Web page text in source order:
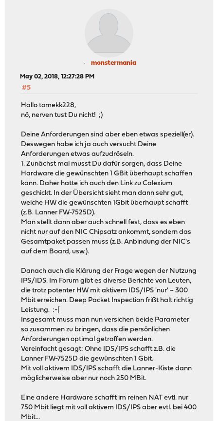
monstermania
May 02, 2018, 12:27:28 PM
#5
Hallo tomekk228,
nö, nerven tust Du nicht! ;)
Deine Anforderungen sind aber eben etwas speziell(er).
Deswegen habe ich ja auch versucht Deine
Anforderungen etwas aufzudröseln.
1. Zunächst mal musst Du dafür sorgen, dass Deine
Hardware die gewünschten 1 GBit überhaupt schaffen
kann. Daher hatte ich auch den Link zu Calexium
geschickt. In der Übersicht sieht man dann sehr gut,
welche HW die gewünschten 1Gbit überhaupt schafft
(z.B. Lanner FW-7525D).
Man stellt dann aber auch schnell fest, dass es eben
nicht nur auf den NIC Chipsatz ankommt, sondern das
Gesamtpaket passen muss (z.B. Anbindung der NIC's
auf dem Board, usw.).
Danach auch die Klärung der Frage wegen der Nutzung
IPS/IDS. Im Forum gibt es diverse Berichte von Leuten,
die trotz potenter HW mit aktivem IDS/IPS 'nur' ~ 300
Mbit erreichen. Deep Packet Inspection frißt halt richtig
Leistung. :-[
Insgesamt muss man nun versichen beide Parameter
so zusammen zu bringen, dass die persönlichen
Anforderungen optimal getroffen werden.
Vereinfacht gesagt: Ohne IDS/IPS schafft z.B. die
Lanner FW-7525D die gewünschten 1 Gbit.
Mit voll aktivem IDS/IPS schafft die Lanner-Kiste dann
möglicherweise aber nur noch 250 MBit.
Eine andere Hardware schafft im reinen NAT evtl. nur
750 Mbit liegt mit voll aktivem IDS/IPS aber evtl. bei 400
Mbit...